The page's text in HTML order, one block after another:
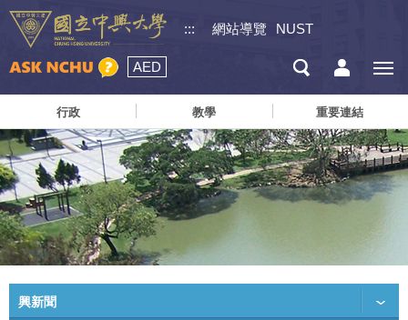
::: 網站導覽 NUST
AED
行政 教學 重要連結
興新聞